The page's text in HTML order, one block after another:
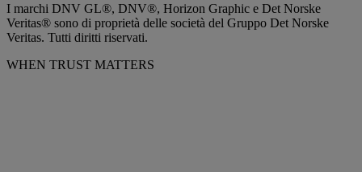
I marchi DNV GL®, DNV®, Horizon Graphic e Det Norske
Veritas® sono di proprietà delle società del Gruppo Det Norske
Veritas. Tutti diritti riservati.
WHEN TRUST MATTERS